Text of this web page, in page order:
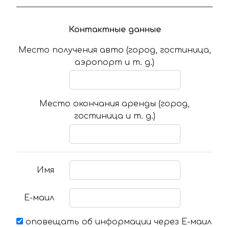
Контактные данные
Место получения авто (город, гостиница,
аэропорт и т. д.)
Место окончания аренды (город,
гостиница и т. д.)
Имя
Е-маил
оповещать об информации через Е-маил